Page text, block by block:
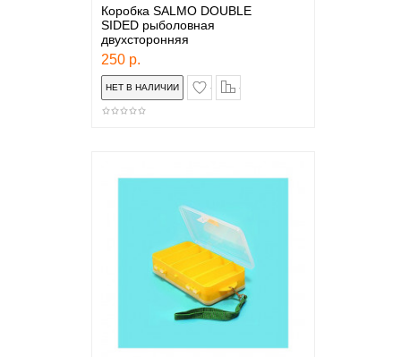
Коробка SALMO DOUBLE
SIDED рыболовная
двухсторонняя
250 р.
в закладки